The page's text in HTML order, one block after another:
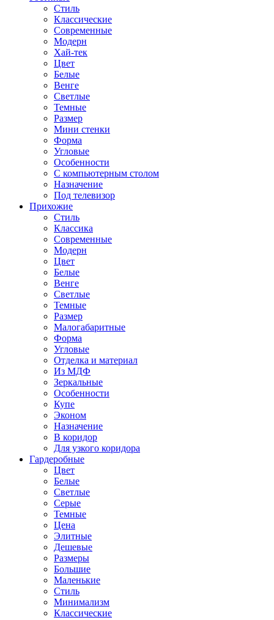
Стиль
Классические
Современные
Модерн
Хай-тек
Цвет
Белые
Венге
Светлые
Темные
Размер
Мини стенки
Форма
Угловые
Особенности
С компьютерным столом
Назначение
Под телевизор
Прихожие
Стиль
Классика
Современные
Модерн
Цвет
Белые
Венге
Светлые
Темные
Размер
Малогабаритные
Форма
Угловые
Отделка и материал
Из МДФ
Зеркальные
Особенности
Купе
Эконом
Назначение
В коридор
Для узкого коридора
Гардеробные
Цвет
Белые
Светлые
Серые
Темные
Цена
Элитные
Дешевые
Размеры
Большие
Маленькие
Стиль
Минимализм
Классические